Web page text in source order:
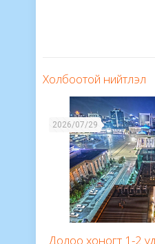
Холбоотой нийтлэл
2026/07/29
Долоо хоногт 1-2